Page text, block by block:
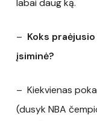
– Koks
įsiminė?
– Kiekvienas
(dusyk NBA